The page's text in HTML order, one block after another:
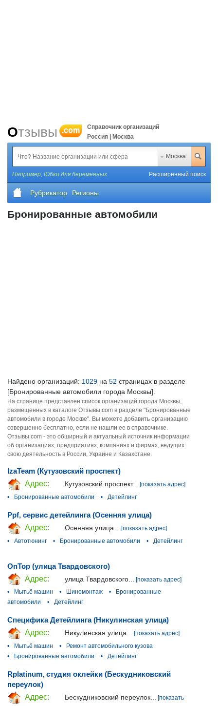
Отзывы .com
Справочник организаций
Россия | Москва
Москва
Например, Юбки для беременных Расширенный поиск
Рубрикатор Регионы
Бронированные автомобили
Найдено организаций: 1029 на 52 страницах в разделе
[Бронированные автомобили города Москвы].
На странице представлен список организаций города Москвы,
размещенных в каталоге Отзывы.com в разделе "Бронированные
автомобили в городе Москве". Вы можете добавить организацию
совершенно бесплатно, если не нашли ее в справочнике.
Отзывы.com - это обширный и актуальный источник информации
об организациях, предприятиях, компаниях и фирмах, ведущих
свою деятельность в России, Украине и Казахстане.
IzaTeam (Кутузовский проспект)
Адрес:
Кутузовский проспект...
[показать адрес]
•
Бронированные автомобили • Детейлинг
Ppf, сервис детейлинга (Осенняя улица)
Адрес:
Осенняя улица...
[показать адрес]
•
Автотюнинг • Бронированные автомобили • Детейлинг
OnTop (улица Твардовского)
Адрес:
улица Твардовского...
[показать адрес]
•
Мытьё машин • Шиномонтаж •
Бронированные
автомобили
• Детейлинг
Специфика Детейлинга (Никулинская улица)
Адрес:
Никулинская улица... [показать адрес]
•
Мытьё машин •
Ремонт автомобильного кузова
•
Бронированные автомобили • Детейлинг
Rplatinum, студия оклейки (Бескудниковский
переулок)
Адрес:
Бескудниковский переулок...
[показать